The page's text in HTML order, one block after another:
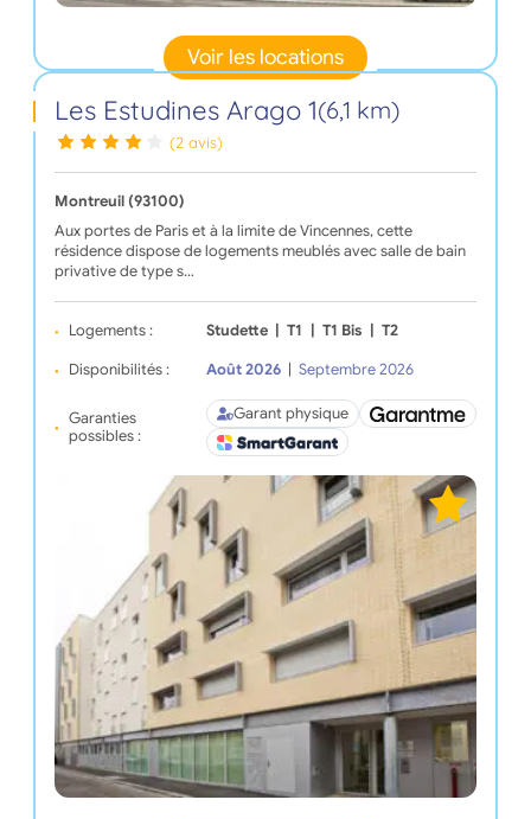
Voir les locations
Les Estudines Arago 1(6,1 km)
(2 avis)
Montreuil (93100)
Aux portes de Paris et à la limite de Vincennes, cette
résidence dispose de logements meublés avec salle de bain
privative de type s…
Logements : Studette T1 T1 Bis T2
Disponibilités : Août 2026 Septembre 2026
Garanties
possibles :
Garant physique